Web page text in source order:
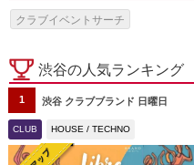
クラブイベントサーチ
渋谷の人気ランキング
1 渋谷 クラブブランド 日曜日
CLUB HOUSE / TECHNO